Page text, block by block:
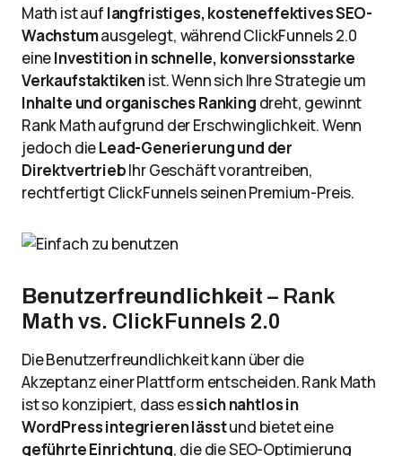
Math ist auf langfristiges, kosteneffektives SEO-
Wachstumausgelegt, während ClickFunnels 2.0
eineInvestition in schnelle, konversionsstarke
Verkaufstaktikenist. Wenn sich Ihre Strategie um
Inhalte und organisches Ranking dreht, gewinnt
Rank Math aufgrund der Erschwinglichkeit. Wenn
jedoch dieLead-Generierung und der
DirektvertriebIhr Geschäft vorantreiben,
rechtfertigt ClickFunnels seinen Premium-Preis.
Benutzerfreundlichkeit – Rank
Math vs. ClickFunnels 2.0
Die Benutzerfreundlichkeit kann über die
Akzeptanz einer Plattform entscheiden. Rank Math
ist so konzipiert, dass essich nahtlos in
WordPress integrieren lässtund bietet eine
geführte Einrichtung, die die SEO-Optimierung